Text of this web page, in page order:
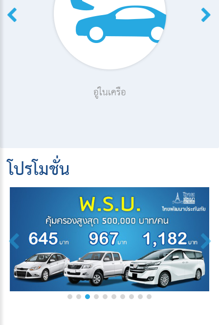
อู่ในเครือ
โปรโมชั่น